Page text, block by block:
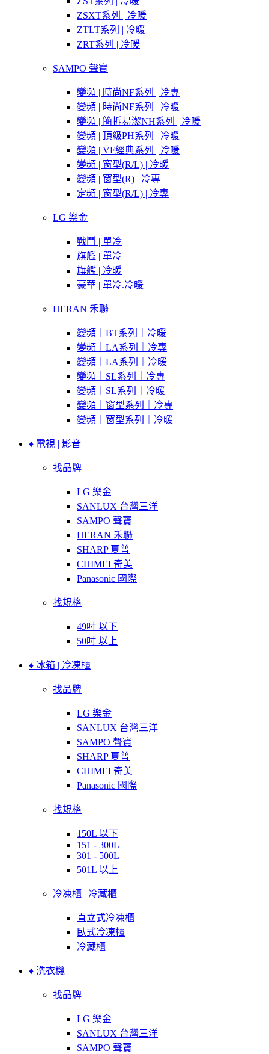
ZSXT系列 | 冷暖
ZTLT系列 | 冷暖
ZRT系列 | 冷暖
SAMPO 聲寶
變頻 | 時尚NF系列 | 冷專
變頻 | 時尚NF系列 | 冷暖
變頻 | 簡拆易潔NH系列 | 冷暖
變頻 | 頂級PH系列 | 冷暖
變頻 | VF經典系列 | 冷暖
變頻 | 窗型(R/L) | 冷暖
變頻 | 窗型(R) | 冷專
定頻 | 窗型(R/L) | 冷專
LG 樂金
戰鬥 | 單冷
旗艦 | 單冷
旗艦 | 冷暖
豪華 | 單冷.冷暖
HERAN 禾聯
變頻｜BT系列｜冷暖
變頻｜LA系列｜冷專
變頻｜LA系列｜冷暖
變頻｜SL系列｜冷專
變頻｜SL系列｜冷暖
變頻｜窗型系列｜冷專
變頻｜窗型系列｜冷暖
♦ 電視 | 影音
找品牌
LG 樂金
SANLUX 台灣三洋
SAMPO 聲寶
HERAN 禾聯
SHARP 夏普
CHIMEI 奇美
Panasonic 國際
找規格
49吋 以下
50吋 以上
♦ 冰箱 | 冷凍櫃
找品牌
LG 樂金
SANLUX 台灣三洋
SAMPO 聲寶
SHARP 夏普
CHIMEI 奇美
Panasonic 國際
找規格
150L 以下
151 - 300L
301 - 500L
501L 以上
冷凍櫃 | 冷藏櫃
直立式冷凍櫃
臥式冷凍櫃
冷藏櫃
♦ 洗衣機
找品牌
LG 樂金
SANLUX 台灣三洋
SAMPO 聲寶